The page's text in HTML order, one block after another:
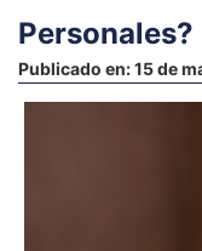
Personales?
Publicado en:15 de